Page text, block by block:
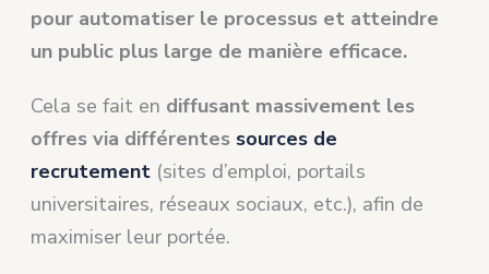
pour automatiser le processus et atteindre
un public plus large de manière efficace.
Cela se fait en diffusant massivement les
offres via différentes sources de
recrutement (sites d’emploi, portails
universitaires, réseaux sociaux, etc.), afin de
maximiser leur portée.